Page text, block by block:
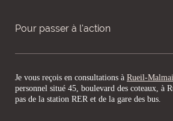
Pour passer à l'action
Je vous reçois en consultations à Rueil-
personnel situé 45, boulevard des coteaux, à
pas de la station RER et de la gare des bus.